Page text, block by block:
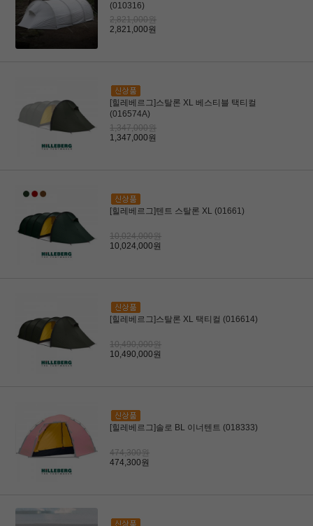
(010316)
2,821,000원
2,821,000원
[힐레베르그]스탈론 XL 베스티블 택티컬
(016574A)
1,347,000원
1,347,000원
[힐레베르그]텐트 스탈론 XL (01661)
10,024,000원
10,024,000원
[힐레베르그]스탈론 XL 택티컬 (016614)
10,490,000원
10,490,000원
[힐레베르그]솔로 BL 이너텐트 (018333)
474,300원
474,300원